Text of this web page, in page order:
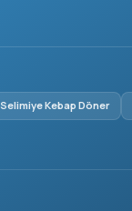
Selimiye Kebap Döner